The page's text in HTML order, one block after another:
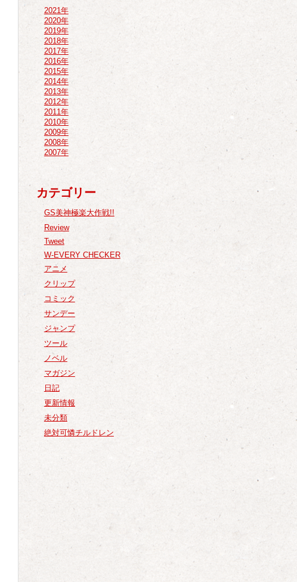
2021年
2020年
2019年
2018年
2017年
2016年
2015年
2014年
2013年
2012年
2011年
2010年
2009年
2008年
2007年
カテゴリー
GS美神極楽大作戦!!
Review
Tweet
W-EVERY CHECKER
アニメ
クリップ
コミック
サンデー
ジャンプ
ツール
ノベル
マガジン
日記
更新情報
未分類
絶対可憐チルドレン